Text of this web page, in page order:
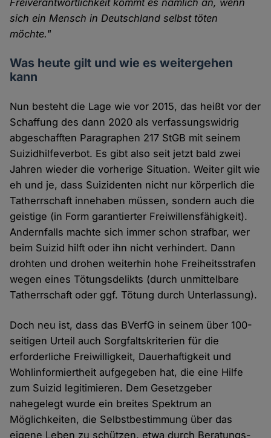
Freiverantwortlichkeit kommt es nämlich an, wenn
sich ein Mensch in Deutschland selbst töten
möchte."
Was heute gilt und wie es weitergehen
kann
Nun besteht die Lage wie vor 2015, das heißt vor der
Schaffung des dann 2020 als verfassungswidrig
abgeschafften Paragraphen 217 StGB mit seinem
Suizidhilfeverbot. Es gibt also seit jetzt bald zwei
Jahren wieder die vorherige Situation. Weiter gilt wie
eh und je, dass Suizidenten nicht nur körperlich die
Tatherrschaft innehaben müssen, sondern auch die
geistige (in Form garantierter Freiwillensfähigkeit).
Andernfalls machte sich immer schon strafbar, wer
beim Suizid hilft oder ihn nicht verhindert. Dann
drohten und drohen weiterhin hohe Freiheitsstrafen
wegen eines Tötungsdelikts (durch unmittelbare
Tatherrschaft oder ggf. Tötung durch Unterlassung).
Doch neu ist, dass das BVerfG in seinem über 100-
seitigen Urteil auch Sorgfaltskriterien für die
erforderliche Freiwilligkeit, Dauerhaftigkeit und
Wohlinformiertheit aufgegeben hat, die eine Hilfe
zum Suizid legitimieren. Dem Gesetzgeber
nahegelegt wurde ein breites Spektrum an
Möglichkeiten, die Selbstbestimmung über das
eigene Leben zu schützen, etwa durch Beratungs-